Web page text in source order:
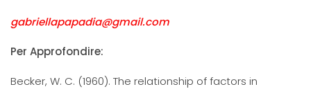
gabriellapapadia@gmail.com
Per Approfondire:
Becker, W. C. (1960). The relationship of factors in